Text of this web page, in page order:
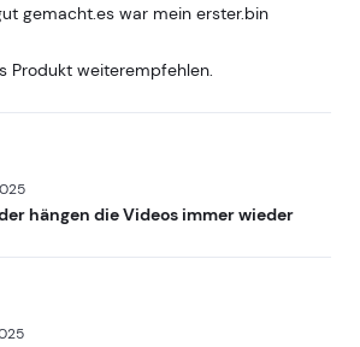
gemacht.es war mein erster.bin
Produkt weiterempfehlen.
hängen die Videos immer wieder